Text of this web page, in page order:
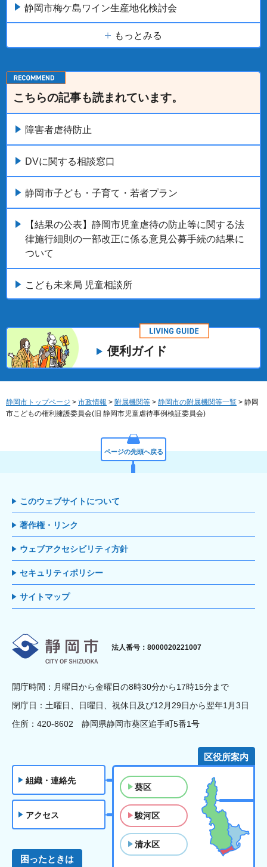
静岡市梅ケ島ワイン生産地化検討会
もっとみる
こちらの記事も読まれています。
障害者虐待防止
DVに関する相談窓口
静岡市子ども・子育て・若者プラン
【結果の公表】静岡市児童虐待の防止等に関する法
律施行細則の一部改正に係る意見公募手続の結果に
ついて
こども未来局 児童相談所
便利ガイド
静岡市トップページ > 市政情報 > 附属機関等 > 静岡市の附属機関等一覧 > 静岡
市こどもの権利擁護委員会(旧 静岡市児童虐待事例検証委員会)
ページの先頭へ戻る
このウェブサイトについて
著作権・リンク
ウェブアクセシビリティ方針
セキュリティポリシー
サイトマップ
静岡市
法人番号：8000020221007
開庁時間：月曜日から金曜日の8時30分から17時15分まで
閉庁日：土曜日、日曜日、祝休日及び12月29日から翌年1月3日
住所：420-8602 静岡県静岡市葵区追手町5番1号
組織・連絡先
アクセス
区役所案内
葵区
駿河区
清水区
困ったときは